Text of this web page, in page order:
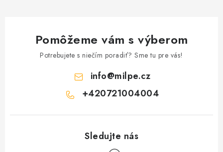
Pomôžeme vám s výberom
Potrebujete s niečím poradiť? Sme tu pre vás!
info@milpe.cz
+420721004004